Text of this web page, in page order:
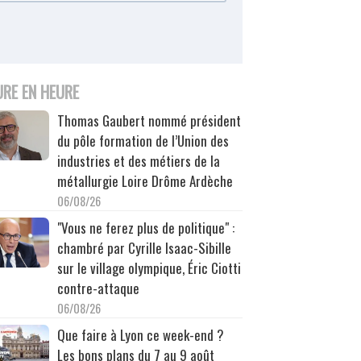
EN HEURE
Thomas Gaubert nommé président
du pôle formation de l’Union des
industries et des métiers de la
métallurgie Loire Drôme Ardèche
06/08/26
"Vous ne ferez plus de politique" :
chambré par Cyrille Isaac-Sibille
sur le village olympique, Éric Ciotti
contre-attaque
06/08/26
Que faire à Lyon ce week-end ?
Les bons plans du 7 au 9 août